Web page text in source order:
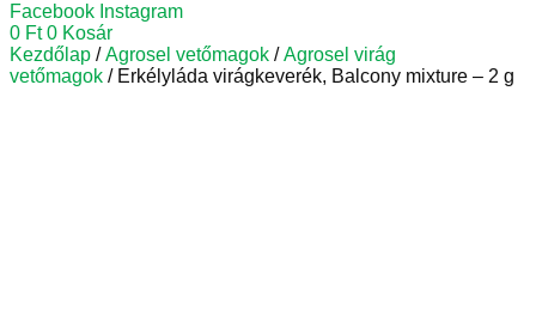
Facebook Instagram
0 Ft 0 Kosár
Kezdőlap /Agrosel vetőmagok /Agrosel virág
vetőmagok / Erkélyláda virágkeverék, Balcony mixture – 2 g